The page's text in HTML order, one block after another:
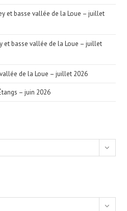
et basse vallée de la Loue – juillet
et basse vallée de la Loue – juillet
de la Loue – juillet 2026
– juin 2026